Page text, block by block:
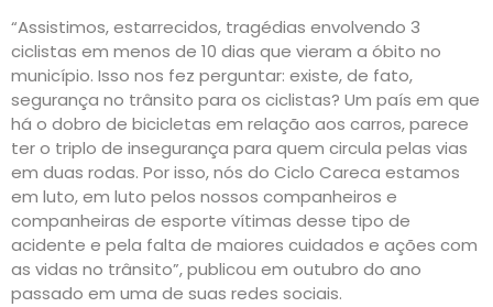
“Assistimos, estarrecidos, tragédias envolvendo 3
ciclistas em menos de 10 dias que vieram a óbito no
município. Isso nos fez perguntar: existe, de fato,
segurança no trânsito para os ciclistas? Um país em que
há o dobro de bicicletas em relação aos carros, parece
ter o triplo de insegurança para quem circula pelas vias
em duas rodas. Por isso, nós do Ciclo Careca estamos
em luto, em luto pelos nossos companheiros e
companheiras de esporte vítimas desse tipo de
acidente e pela falta de maiores cuidados e ações com
as vidas no trânsito”, publicou em outubro do ano
passado em uma de suas redes sociais.